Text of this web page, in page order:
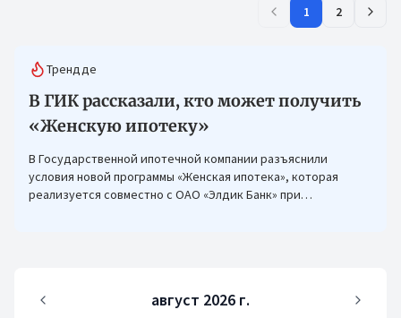
1 2
Трендде
В ГИК рассказали, кто может получить
«Женскую ипотеку»
В Государственной ипотечной компании разъяснили
условия новой программы «Женская ипотека», которая
реализуется совместно с ОАО «Элдик Банк» при
август 2026 г.